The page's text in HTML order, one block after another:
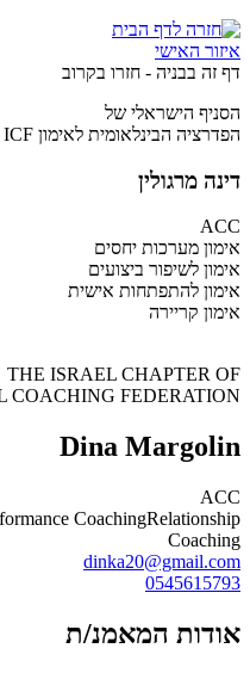
איזור האישי
דף זה בבניה - חזרו בקרוב
הסניף הישראלי של
הפדרציה הבינלאומית לאימון ICF
דינה מרגולין
ACC
אימון מערכות יחסים
אימון לשיפור ביצועים
אימון להתפתחות אישית
אימון קריירה
THE ISRAEL CHAPTER OF
COACHING FEDERATION
Dina Margolin
ACC
CoachingRelationship
Coaching
dinka20@gmail.com
0545615793
אודות המאמנ/ת